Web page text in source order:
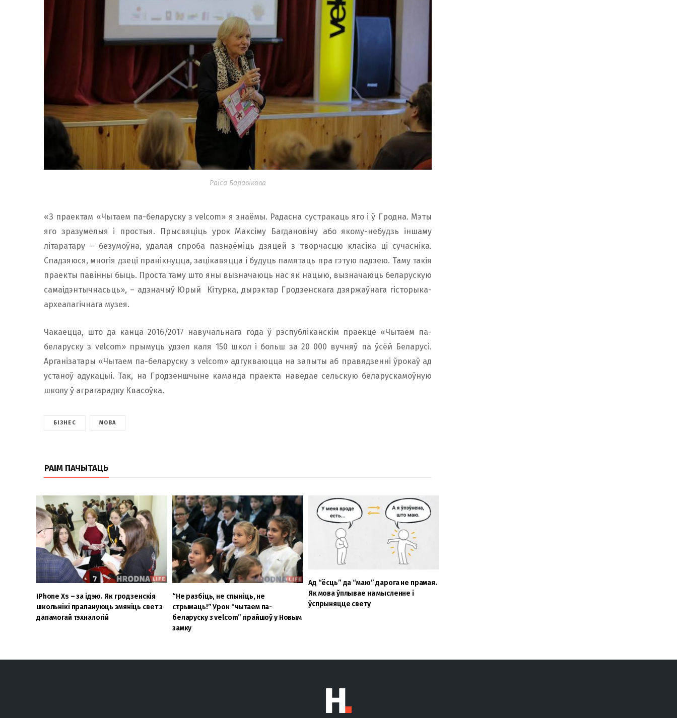
Раіса Баравікова
«З праектам «Чытаем па-беларуску з velcom» я знаёмы. Радасна сустракаць яго і ў Гродна. Мэты
яго зразумелыя і простыя. Прысвяціць урок Максіму Багдановічу або якому-небудзь іншаму
літаратару – безумоўна, удалая спроба пазнаёміць дзяцей з творчасцю класіка ці сучасніка.
Спадзяюся, многія дзеці пранікнуцца, зацікавяцца і будуць памятаць пра гэтую падзею. Таму такія
праекты павінны быць. Проста таму што яны вызначаюць нас як нацыю, вызначаюць беларускую
самаідэнтычнасьць», – адзначыў Юрый Кітурка, дырэктар Гродзенскага дзяржаўнага гісторыка-
археалагічнага музея.
Чакаецца, што да канца 2016/2017 навучальнага года ў рэспубліканскім праекце «Чытаем па-
беларуску з velcom» прымуць удзел каля 150 школ і больш за 20 000 вучняў па ўсёй Беларусі.
Арганізатары «Чытаем па-беларуску з velcom» адгукваюцца на запыты аб правядзенні ўрокаў ад
устаноў адукацыі. Так, на Гродзеншчыне каманда праекта наведае сельскую беларускамоўную
школу ў аграгарадку Квасоўка.
БІЗНЕС МОВА
РАІМ ПАЧЫТАЦЬ
ІPhone Xs – за ідэю. Як гродзенскія
школьнікі прапануюць змяніць свет з
дапамогай тэхналогій
“Не разбіць, не спыніць, не
стрымаць!” Урок “чытаем па-
беларуску з velcom” прайшоў у Новым
замку
Ад “ёсць” да “маю” дарога не прамая.
Як мова ўплывае на мысленне і
ўспрыняцце свету